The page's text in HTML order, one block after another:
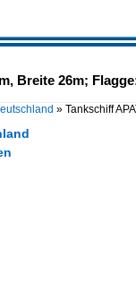
Breite 26m;
» Tankschiff